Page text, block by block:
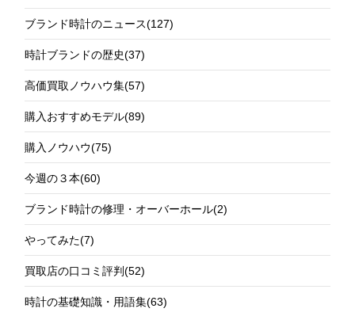
ブランド時計のニュース(127)
時計ブランドの歴史(37)
高価買取ノウハウ集(57)
購入おすすめモデル(89)
購入ノウハウ(75)
今週の３本(60)
ブランド時計の修理・オーバーホール(2)
やってみた(7)
買取店の口コミ評判(52)
時計の基礎知識・用語集(63)